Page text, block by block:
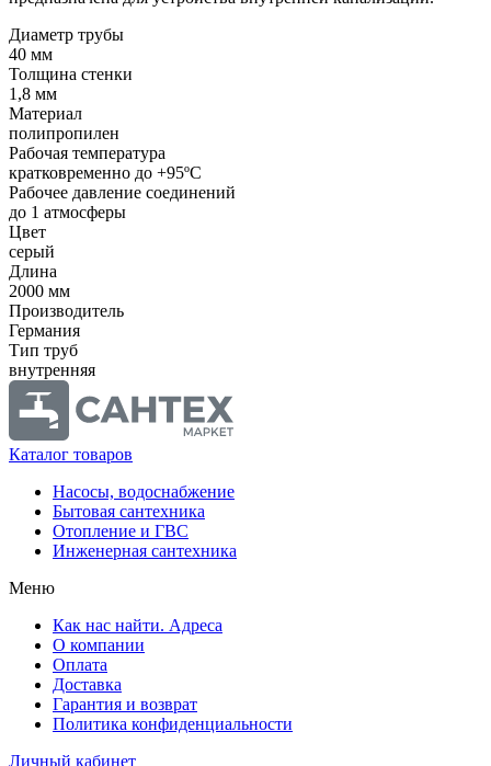
Диаметр трубы
40 мм
Толщина стенки
1,8 мм
Материал
полипропилен
Рабочая температура
кратковременно до +95ºС
Рабочее давление соединений
до 1 атмосферы
Цвет
серый
Длина
2000 мм
Производитель
Германия
Тип труб
внутренняя
Каталог товаров
Насосы, водоснабжение
Бытовая сантехника
Отопление и ГВС
Инженерная сантехника
Меню
Как нас найти. Адреса
О компании
Оплата
Доставка
Гарантия и возврат
Политика конфиденциальности
Личный кабинет